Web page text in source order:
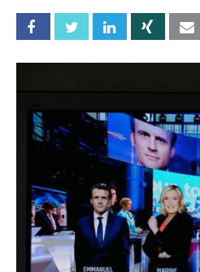
Facebook Twitter Linkedin Xing